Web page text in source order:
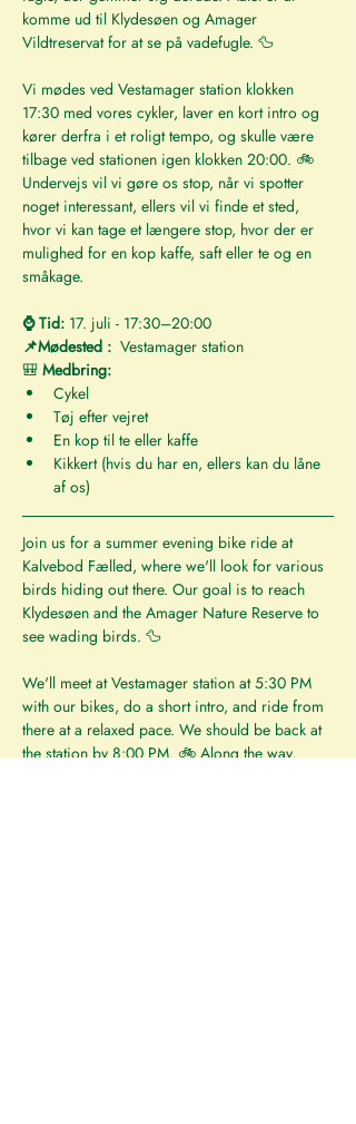
komme ud til Klydesøen og Amager
Vildtreservat for at se på vadefugle. 🦆
Vi mødes ved Vestamager station klokken
17:30 med vores cykler, laver en kort intro og
kører derfra i et roligt tempo, og skulle være
tilbage ved stationen igen klokken 20:00. 🚲
Undervejs vil vi gøre os stop, når vi spotter
noget interessant, ellers vil vi finde et sted,
hvor vi kan tage et længere stop, hvor der er
mulighed for en kop kaffe, saft eller te og en
småkage.
⌚ Tid: 17. juli - 17:30–20:00
📌Mødested : Vestamager station
🎒 Medbring:
Cykel
Tøj efter vejret
En kop til te eller kaffe
Kikkert (hvis du har en, ellers kan du låne
af os)
Join us for a summer evening bike ride at
Kalvebod Fælled, where we'll look for various
birds hiding out there. Our goal is to reach
Klydesøen and the Amager Nature Reserve to
see wading birds. 🦆
We'll meet at Vestamager station at 5:30 PM
with our bikes, do a short intro, and ride from
there at a relaxed pace. We should be back at
the station by 8:00 PM. 🚲 Along the way,